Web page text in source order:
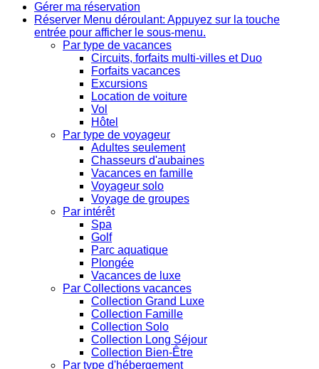
Gérer ma réservation
Réserver Menu déroulant: Appuyez sur la touche
entrée pour afficher le sous-menu.
Par type de vacances
Circuits, forfaits multi-villes et Duo
Forfaits vacances
Excursions
Location de voiture
Vol
Hôtel
Par type de voyageur
Adultes seulement
Chasseurs d'aubaines
Vacances en famille
Voyageur solo
Voyage de groupes
Par intérêt
Spa
Golf
Parc aquatique
Plongée
Vacances de luxe
Par Collections vacances
Collection Grand Luxe
Collection Famille
Collection Solo
Collection Long Séjour
Collection Bien-Être
Par type d'hébergement